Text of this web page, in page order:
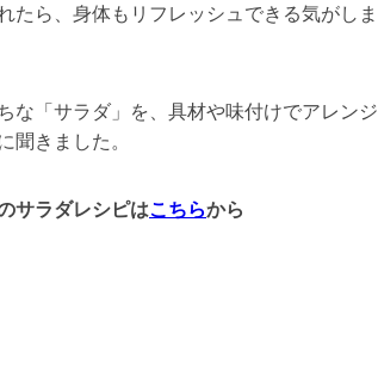
たら、身体もリフレッシュできる気がしま
な「サラダ」を、具材や味付けでアレンジ
聞きました。
サラダレシピはこちらから